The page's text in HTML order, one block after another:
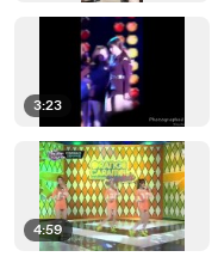
3:23
4:59